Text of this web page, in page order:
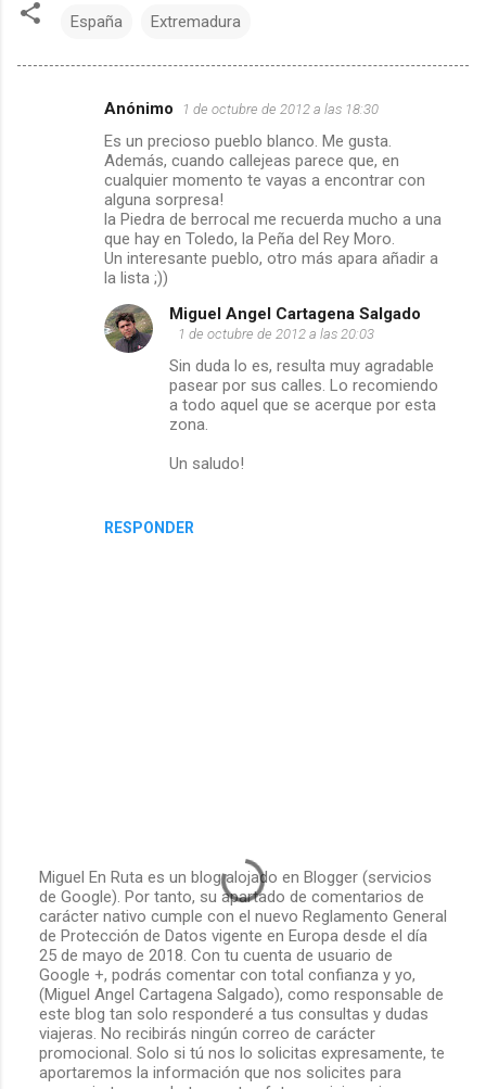
España Extremadura
Anónimo 1 de octubre de 2012 a las 18:30
Es un precioso pueblo blanco. Me gusta.
Además, cuando callejeas parece que, en
cualquier momento te vayas a encontrar con
alguna sorpresa!
la Piedra de berrocal me recuerda mucho a una
que hay en Toledo, la Peña del Rey Moro.
Un interesante pueblo, otro más apara añadir a
la lista ;))
RESPONDER
Miguel Angel Cartagena Salgado
1 de octubre de 2012 a las 20:03
Sin duda lo es, resulta muy agradable
pasear por sus calles. Lo recomiendo
a todo aquel que se acerque por esta
zona.
Un saludo!
P
u
b
l
i
c
a
r
u
n
Miguel En Ruta es un blog alojado en Blogger (servicios
de Google). Por tanto, su apartado de comentarios de
carácter nativo cumple con el nuevo Reglamento General
de Protección de Datos vigente en Europa desde el día
25 de mayo de 2018. Con tu cuenta de usuario de
Google +, podrás comentar con total confianza y yo,
(Miguel Angel Cartagena Salgado), como responsable de
este blog tan solo responderé a tus consultas y dudas
viajeras. No recibirás ningún correo de carácter
promocional. Solo si tú nos lo solicitas expresamente, te
aportaremos la información que nos solicites para